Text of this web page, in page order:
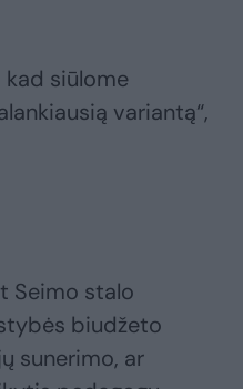
kad siūlome
variantą“,
Seimo stalo
biudžeto
sunerimo, ar